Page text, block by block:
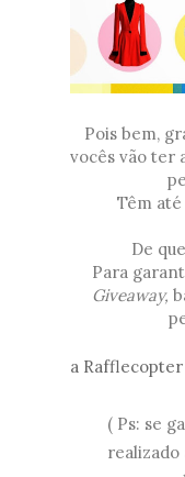
Pois bem,
vocês vão ter
Têm até
De
Para
Giveaway,
a
( Ps: se
realizado